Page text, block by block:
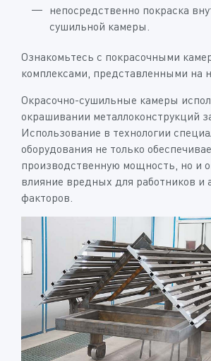
непосредственно покраска
сушильной камеры.
Ознакомьтесь с покрасочными
комплексами, представленными на
Окрасочно-сушильные камеры
окрашивании металлоконструкций
Использование в технологии
оборудования не только
производственную мощность, но и
влияние вредных для работников и
факторов.